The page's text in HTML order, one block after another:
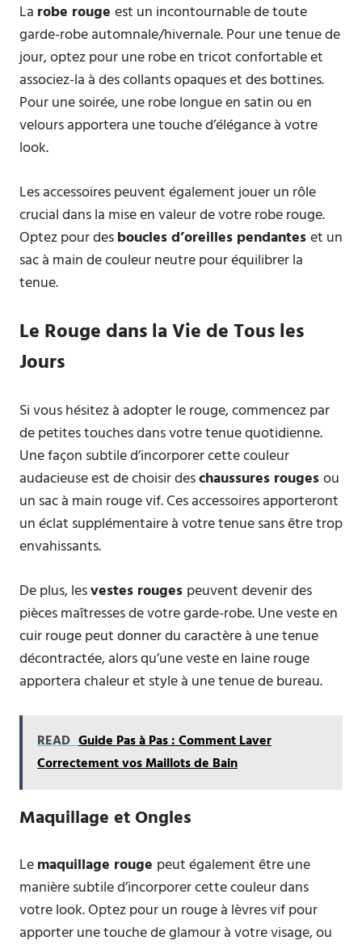
La robe rouge est un incontournable de toute
garde-robe automnale/hivernale. Pour une tenue de
jour, optez pour une robe en tricot confortable et
associez-la à des collants opaques et des bottines.
Pour une soirée, une robe longue en satin ou en
velours apportera une touche d’élégance à votre
look.
Les accessoires peuvent également jouer un rôle
crucial dans la mise en valeur de votre robe rouge.
Optez pour desboucles d’oreilles pendanteset un
sac à main de couleur neutre pour équilibrer la
tenue.
Le Rouge dans la Vie de Tous les
Jours
Si vous hésitez à adopter le rouge, commencez par
de petites touches dans votre tenue quotidienne.
Une façon subtile d’incorporer cette couleur
audacieuse est de choisir deschaussures rougesou
un sac à main rouge vif. Ces accessoires apporteront
un éclat supplémentaire à votre tenue sans être trop
envahissants.
De plus, lesvestes rouges peuvent devenir des
pièces maîtresses de votre garde-robe. Une veste en
cuir rouge peut donner du caractère à une tenue
décontractée, alors qu’une veste en laine rouge
apportera chaleur et style à une tenue de bureau.
READ Guide Pas à Pas : Comment Laver
Correctement vos Maillots de Bain
Maquillage et Ongles
Lemaquillage rouge peut également être une
manière subtile d’incorporer cette couleur dans
votre look. Optez pour un rouge à lèvres vif pour
apporter une touche de glamour à votre visage, ou